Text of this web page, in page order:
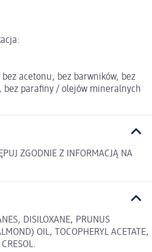
acetonu, bez barwników, bez
bez parafiny / olejów mineralnych
ZGODNIE Z INFORMACJĄ NA
DISILOXANE, PRUNUS
OIL, TOCOPHERYL ACETATE,